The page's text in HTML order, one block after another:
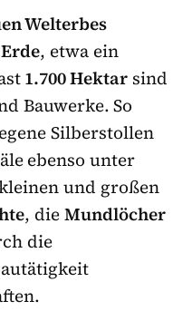
Welterbes
, etwa ein
1.700 Hektar sind
Bauwerke. So
Silberstollen
ebenso unter
und großen
, dieMundlöcher
die